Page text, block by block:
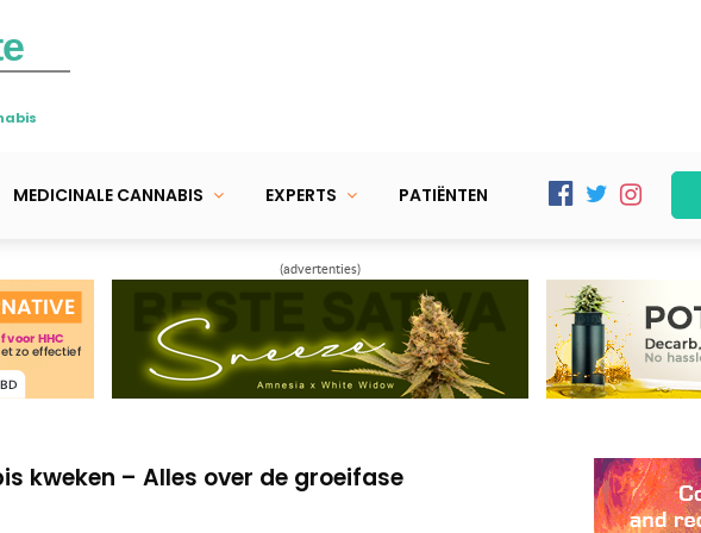
MEDICINALE CANNABIS EXPERTS PATIËNTEN
(advertenties)
kweken – Aarde en potten voor wietplanten
kweken – Zo bescherm je wietplanten
kweken – Aarde en potten voor wietplanten